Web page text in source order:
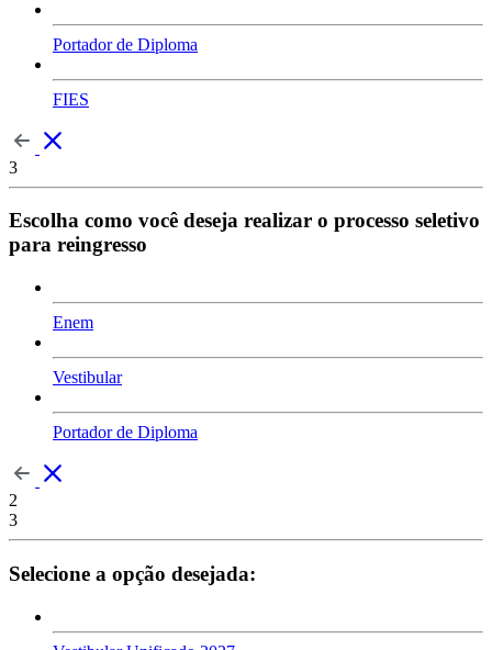
Portador de Diploma
FIES
3
Escolha como você deseja realizar o processo seletivo
para reingresso
Enem
Vestibular
Portador de Diploma
2
3
Selecione a opção desejada: